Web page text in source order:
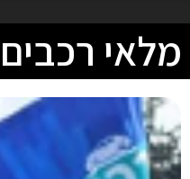
מלאי רכבים